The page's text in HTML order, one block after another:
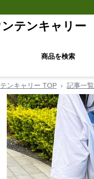
テンキャリー
商品を検索
ンキャリー TOP › 記事一覧